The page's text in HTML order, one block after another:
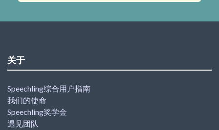
关于
Speechling综合用户指南
我们的使命
Speechling奖学金
遇见团队